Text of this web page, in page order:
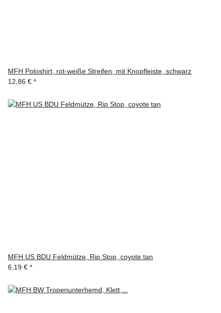
MFH Poloshirt, rot-weiße Streifen, mit Knopfleiste, schwarz
12,86 € *
MFH US BDU Feldmütze, Rip Stop, coyote tan
6,19 € *